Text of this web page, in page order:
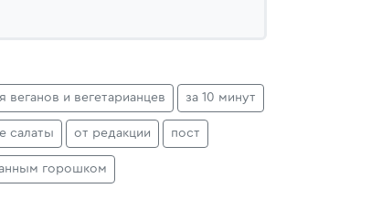
веганов и вегетарианцев за 10 минут
салаты от редакции пост
горошком